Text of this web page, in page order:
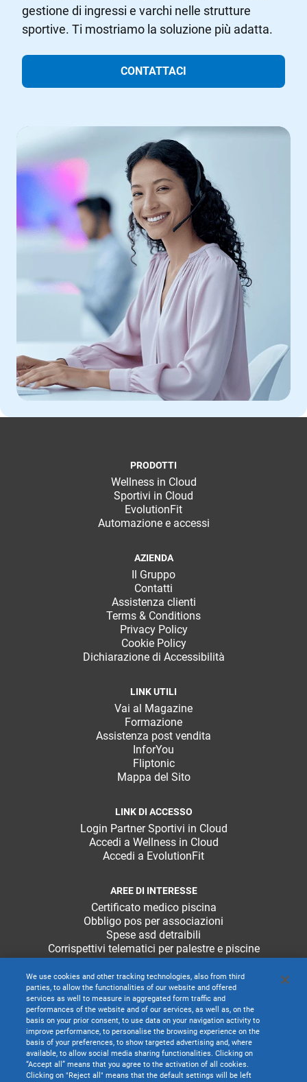
gestione di ingressi e varchi nelle strutture
sportive. Ti mostriamo la soluzione più adatta.
CONTATTACI
PRODOTTI
Wellness in Cloud
Sportivi in Cloud
EvolutionFit
Automazione e accessi
AZIENDA
Il Gruppo
Contatti
Assistenza clienti
Terms & Conditions
Privacy Policy
Cookie Policy
Dichiarazione di Accessibilità
LINK UTILI
Vai al Magazine
Formazione
Assistenza post vendita
InforYou
Fliptonic
Mappa del Sito
LINK DI ACCESSO
Login Partner Sportivi in Cloud
Accedi a Wellness in Cloud
Accedi a EvolutionFit
AREE DI INTERESSE
Certificato medico piscina
Obbligo pos per associazioni
Spese asd detraibili
Corrispettivi telematici per palestre e piscine
We use cookies and other tracking technologies, also from third
parties, to allow the functionalities of our website and offered
services as well to measure in aggregated form traffic and
performances of the website and of our services, as well as, on the
basis on your prior consent, to use data on your navigation activity to
improve performance, to personalise the browsing experience on the
basis of your preferences, to show targeted advertising and, where
available, to allow social media sharing functionalities. Clicking on
“Accept all” means that you agree to the activation of all cookies.
Clicking on "Reject all" means that the default settings will be left